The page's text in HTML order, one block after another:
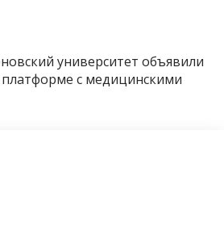
университет объявили
с медицинскими